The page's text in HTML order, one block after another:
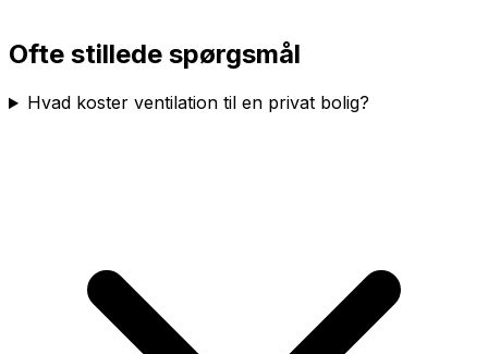
Ofte stillede spørgsmål
Hvad koster ventilation til en privat bolig?